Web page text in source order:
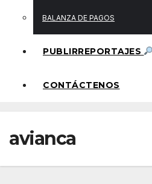
BALANZA DE PAGOS
PUBLIRREPORTAJES
CONTÁCTENOS
avianca